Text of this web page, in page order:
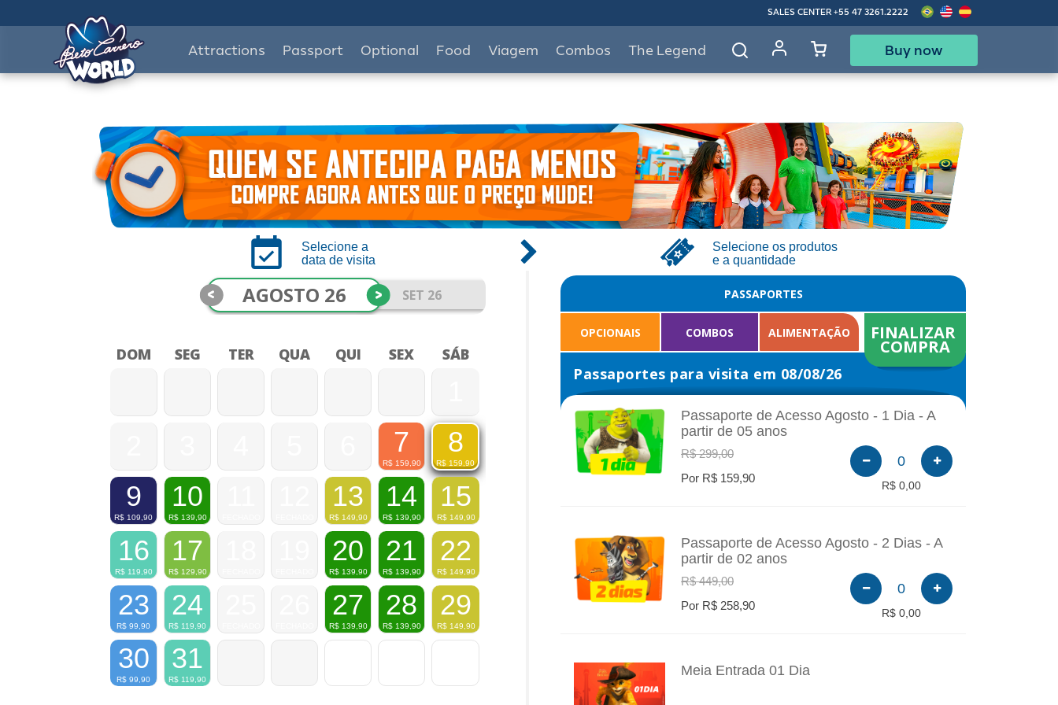
SALES CENTER +55 47 3261.2222
Attractions Passport Optional Food Viagem Combos The Legend Buy now
Selecione a
data de visita
Selecione os produtos
e a quantidade
AGOSTO 26 SET 26
< >
DOM SEG TER QUA QUI SEX SÁB
7
R$ 159,90
8
R$ 159,90
9
R$ 109,90
10
R$ 139,90
13
R$ 149,90
14
R$ 139,90
15
R$ 149,90
16
R$ 119,90
17
R$ 129,90
20
R$ 139,90
21
R$ 139,90
22
R$ 149,90
23
R$ 99,90
24
R$ 119,90
27
R$ 139,90
28
R$ 139,90
29
R$ 149,90
30
R$ 99,90
31
R$ 119,90
PASSAPORTES
OPCIONAIS COMBOS ALIMENTAÇÃO FINALIZAR
COMPRA
Passaportes para visita em 08/08/26
INFO
Passaporte de Acesso Agosto - 1 Dia - A
partir de 05 anos
R$ 299,00
Por R$ 159,90
0
R$ 0,00
INFO
Passaporte de Acesso Agosto - 2 Dias - A
partir de 02 anos
R$ 449,00
Por R$ 258,90
0
R$ 0,00
INFO
Meia Entrada 01 Dia